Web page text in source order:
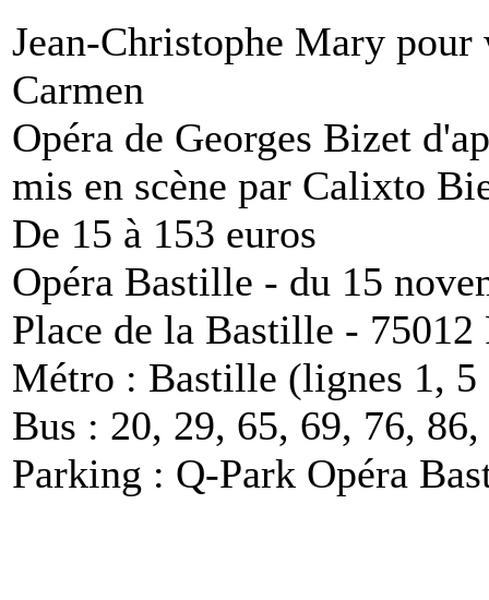
Jean-Christophe Mary
Carmen
Opéra de Georges Bizet
mis en scène par Calixto
De 15 à 153 euros
Opéra Bastille - du 15
Place de la Bastille - 75012
Métro : Bastille (lignes 1, 5
Bus : 20, 29, 65, 69, 76,
Parking : Q-Park Opéra